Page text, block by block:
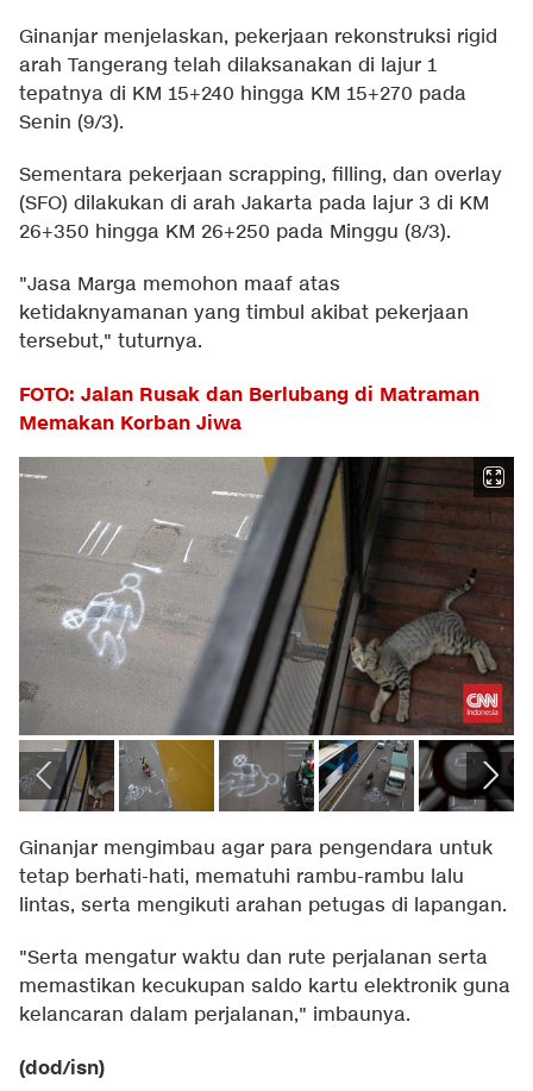
Ginanjar menjelaskan, pekerjaan rekonstruksi rigid
arah Tangerang telah dilaksanakan di lajur 1
tepatnya di KM 15+240 hingga KM 15+270 pada
Senin (9/3).
Sementara pekerjaan scrapping, filling, dan overlay
(SFO) dilakukan di arah Jakarta pada lajur 3 di KM
26+350 hingga KM 26+250 pada Minggu (8/3).
"Jasa Marga memohon maaf atas
ketidaknyamanan yang timbul akibat pekerjaan
tersebut," tuturnya.
FOTO: Jalan Rusak dan Berlubang di Matraman
Memakan Korban Jiwa
Ginanjar mengimbau agar para pengendara untuk
tetap berhati-hati, mematuhi rambu-rambu lalu
lintas, serta mengikuti arahan petugas di lapangan.
"Serta mengatur waktu dan rute perjalanan serta
memastikan kecukupan saldo kartu elektronik guna
kelancaran dalam perjalanan," imbaunya.
(dod/isn)